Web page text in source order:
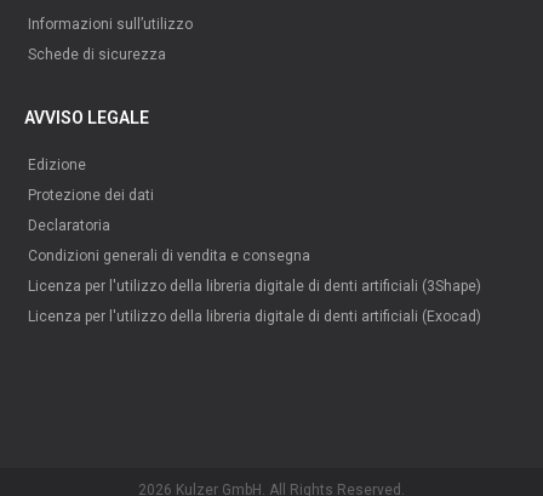
Informazioni sull’utilizzo
Schede di sicurezza
AVVISO LEGALE
Edizione
Protezione dei dati
Declaratoria
Condizioni generali di vendita e consegna
Licenza per l'utilizzo della libreria digitale di denti artificiali (3Shape)
Licenza per l'utilizzo della libreria digitale di denti artificiali (Exocad)
2026 Kulzer GmbH. All Rights Reserved.